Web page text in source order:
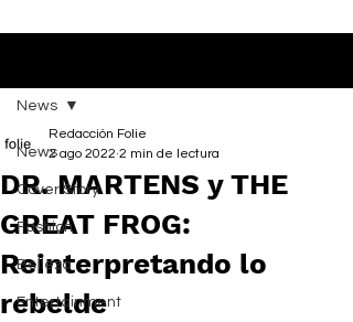
News
Cover Story
Fashion
Belleza
Entertainment
News
DR. MARTENS y THE
GREAT FROG:
Reinterpretando lo
rebelde
Redacción Folie
2 ago 2022 2 min de lectura